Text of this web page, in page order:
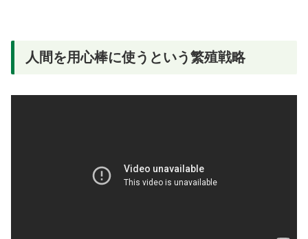
人間を用心棒に使うという繁殖戦略